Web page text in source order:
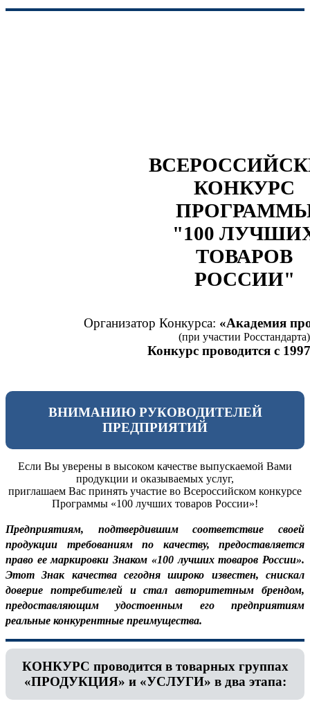
КОНКУРС
"100
ТОВАРОВ
РОССИИ"
Организатор Конкурса: «Академия
(при участии Росстандарта)
Конкурс проводится с
ВНИМАНИЮ РУКОВОДИТЕЛЕЙ
ПРЕДПРИЯТИЙ
Если Вы уверены в высоком качестве выпускаемой Вами
продукции и оказываемых услуг,
приглашаем Вас принять участие во Всероссийском конкурсе
Программы «100 лучших товаров России»!
Предприятиям, подтвердившим соответствие своей
продукции требованиям по качеству, предоставляется
право ее маркировки Знаком «100 лучших товаров России».
Этот Знак качества сегодня широко известен, снискал
доверие потребителей и стал авторитетным брендом,
предоставляющим удостоенным его предприятиям
реальные конкурентные преимущества.
КОНКУРС проводится в товарных группах
«ПРОДУКЦИЯ» и «УСЛУГИ» в два этапа: